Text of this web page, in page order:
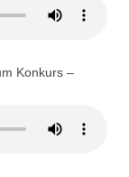
Konkurs –